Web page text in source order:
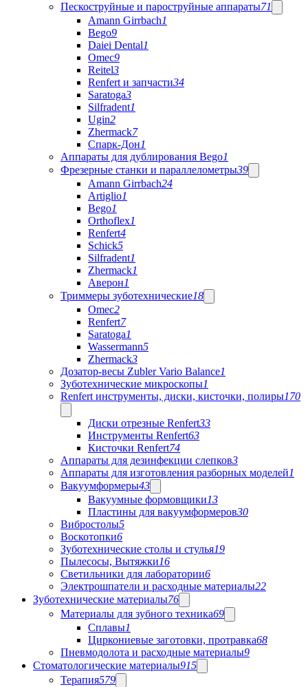
Пескоструйные и пароструйные аппараты71
Amann Girrbach1
Bego9
Daiei Dental1
Omec9
Reitel3
Renfert и запчасти34
Saratoga3
Silfradent1
Ugin2
Zhermack7
Спарк-Дон1
Аппараты для дублирования Bego1
Фрезерные станки и параллелометры39
Amann Girrbach24
Artiglio1
Bego1
Orthoflex1
Renfert4
Schick5
Silfradent1
Zhermack1
Аверон1
Триммеры зуботехнические18
Omec2
Renfert7
Saratoga1
Wassermann5
Zhermack3
Дозатор-весы Zubler Vario Balance1
Зуботехнические микроскопы1
Renfert инструменты, диски, кисточки, полиры170
Диски отрезные Renfert33
Инструменты Renfert63
Кисточки Renfert74
Аппараты для дезинфекции слепков3
Аппараты для изготовления разборных моделей1
Вакуумформеры43
Вакуумные формовщики13
Пластины для вакуумформеров30
Вибростолы5
Воскотопки6
Зуботехнические столы и стулья19
Пылесосы, Вытяжки16
Светильники для лаборатории6
Электрошпатели и расходные материалы22
Зуботехнические материалы76
Материалы для зубного техника69
Сплавы1
Циркониевые заготовки, протравка68
Пневмодолота и расходные материалы9
Стоматологические материалы915
Терапия579